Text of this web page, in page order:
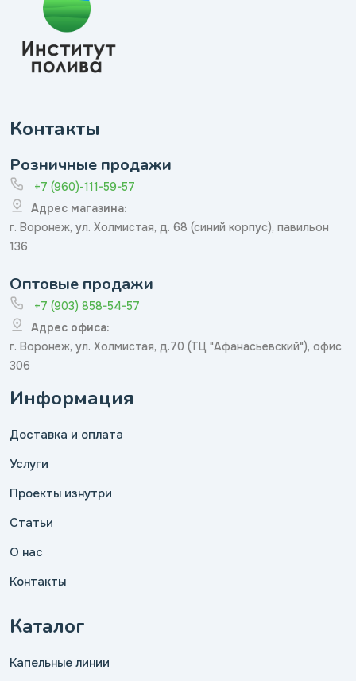
Контакты
Розничные продажи
+7 (960)-111-59-57
Адрес магазина:
г. Воронеж, ул. Холмистая, д. 68 (синий корпус), павильон
136
Оптовые продажи
+7 (903) 858-54-57
Адрес офиса:
г. Воронеж, ул. Холмистая, д.70 (ТЦ "Афанасьевский"), офис
306
Информация
Доставка и оплата
Услуги
Проекты изнутри
Статьи
О нас
Контакты
Каталог
Капельные линии